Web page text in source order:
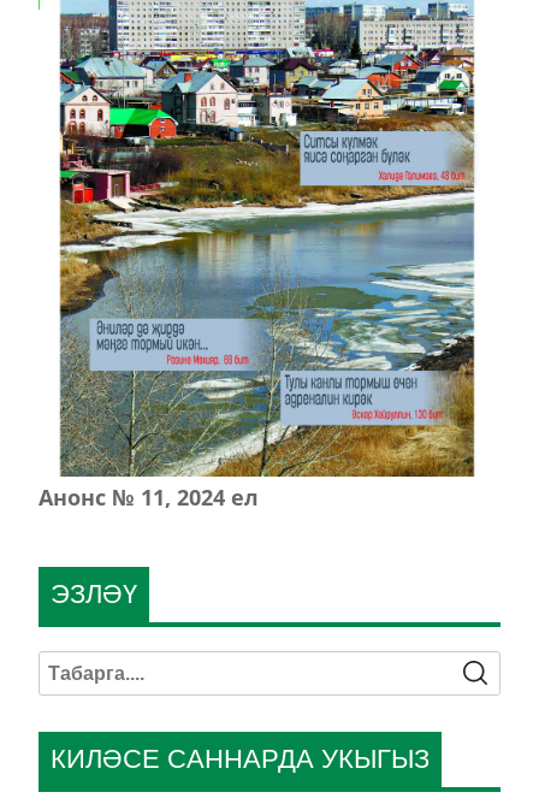
Анонс № 11, 2024 ел
КИЛӘСЕ САННАРДА УКЫГЫЗ
ЭЗЛӘҮ